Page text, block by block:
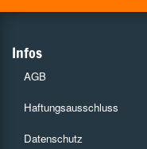
Infos
AGB
Haftungsausschluss
Datenschutz